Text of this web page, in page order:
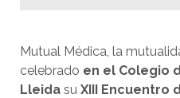
Mutual Médica, la
celebrado en el Colegio
Lleida su XIII Encuentro